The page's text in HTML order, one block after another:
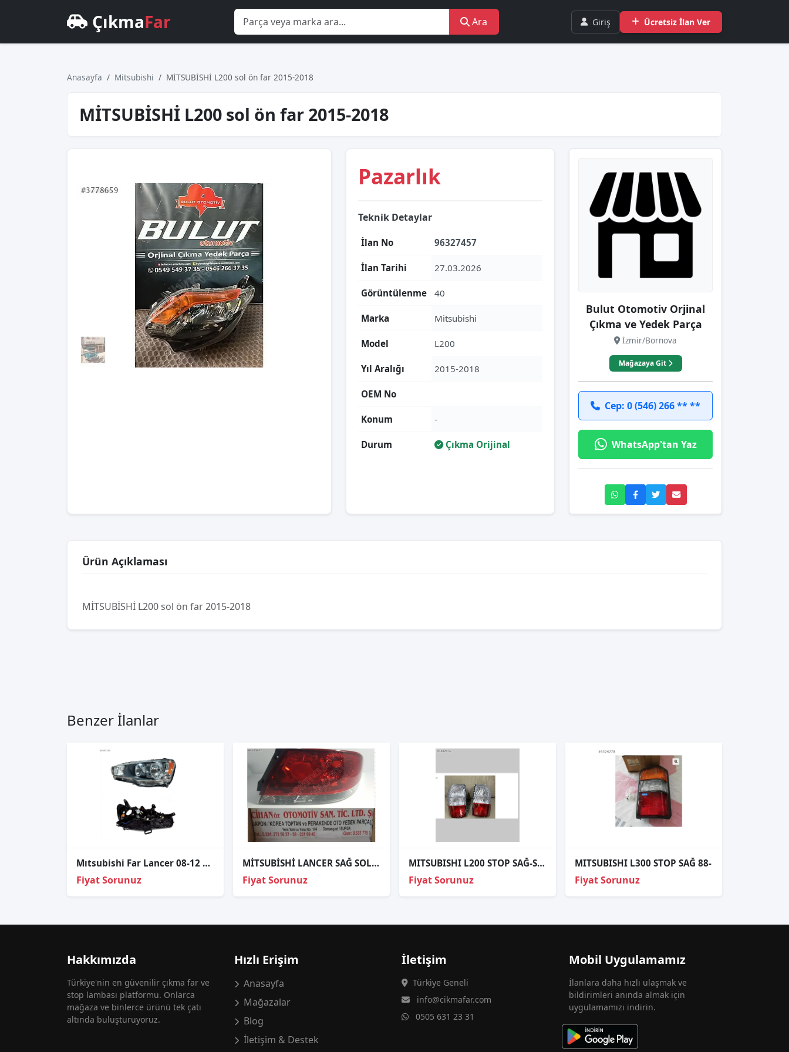
ÇıkmaFar Ara Giriş Ücretsiz İlan Ver
Anasayfa Mitsubishi MİTSUBİSHİ L200 sol ön far 2015-2018
MİTSUBİSHİ L200 sol ön far 2015-2018
Pazarlık
Teknik Detaylar
İlan No 96327457
İlan Tarihi 27.03.2026
Görüntülenme 40
Marka Mitsubishi
Model L200
Yıl Aralığı 2015-2018
OEM No
Konum -
Durum Çıkma Orijinal
Bulut Otomotiv Orjinal
Çıkma ve Yedek Parça
İzmir/Bornova
Mağazaya Git
Cep: 0 (546) 266 ** **
WhatsApp'tan Yaz
Ürün Açıklaması
MİTSUBİSHİ L200 sol ön far 2015-2018
Benzer İlanlar
Mıtsubishi Far Lancer 08-12 Sol
Fiyat Sorunuz
MİTSUBİSHİ LANCER SAĞ SOL STOP ADET FİYATI 03-08
Fiyat Sorunuz
MITSUBISHI L200 STOP SAĞ-SOL 1999-2004 ADET FİYATI
Fiyat Sorunuz
MITSUBISHI L300 STOP SAĞ 88-
Fiyat Sorunuz
Hakkımızda
Türkiye'nin en güvenilir çıkma far ve
stop lambası platformu. Onlarca
mağaza ve binlerce ürünü tek çatı
altında buluşturuyoruz.
Hızlı Erişim
Anasayfa
Mağazalar
Blog
İletişim & Destek
İletişim
Türkiye Geneli
info@cikmafar.com
0505 631 23 31
Mobil Uygulamamız
İlanlara daha hızlı ulaşmak ve
bildirimleri anında almak için
uygulamamızı indirin.